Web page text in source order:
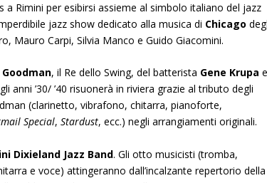
Rimini per esibirsi assieme al simbolo italiano del jazz
jazz show dedicato alla musica di Chicago
Mauro Carpi, Silvia Manco e Guido Giacomini.
Goodman, il Re dello Swing, del batterista Gene Krupa
anni ’30/ ’40 risuonerà in riviera grazie al tributo degli
(clarinetto, vibrafono, chitarra, pianoforte,
Special,Stardust, ecc.) negli arrangiamenti originali.
Dixieland Jazz Band. Gli otto musicisti (tromba,
e voce) attingeranno dall’incalzante repertorio della